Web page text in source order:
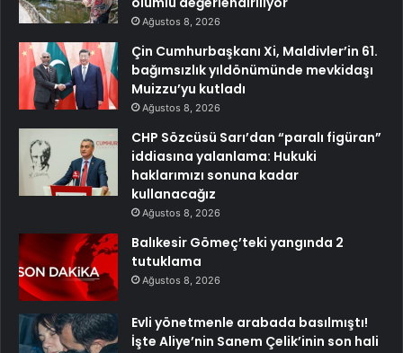
Ağustos 8, 2026
Çin Cumhurbaşkanı Xi, Maldivler’in 61.
bağımsızlık yıldönümünde mevkidaşı
Muizzu’yu kutladı
Ağustos 8, 2026
CHP Sözcüsü Sarı’dan “paralı figüran”
iddiasına yalanlama: Hukuki
haklarımızı sonuna kadar
kullanacağız
Ağustos 8, 2026
Balıkesir Gömeç’teki yangında 2
tutuklama
Ağustos 8, 2026
Evli yönetmenle arabada basılmıştı!
İşte Aliye’nin Sanem Çelik’inin son hali